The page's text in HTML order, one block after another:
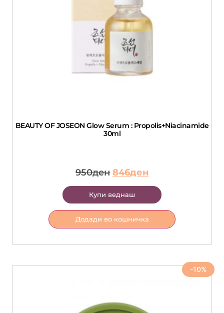
BEAUTY OF JOSEON Glow Serum : Propolis+Niacinamide
30ml
950ден 846ден
Купи веднаш
Додади во кошничка
-10%